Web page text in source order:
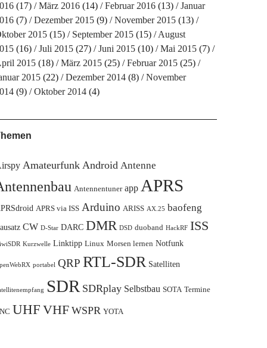
(17) März 2016(14) Februar 2016(13)
Januar
(7) Dezember 2015(9) November 2015(13)
2015(15) September 2015(15)
August
(16) Juli 2015(27) Juni 2015(10) Mai 2015(7)
2015(18) März 2015(25) Februar 2015(25)
2015(22) Dezember 2014(8)
November
(9) Oktober 2014(4)
Amateurfunk Android Antenne
Antennentuner app APRS
APRS via ISS Arduino ARISS AX.25 baofeng
CW D-Star DARC DMR DSD duoband HackRF ISS
Kurzwelle Linktipp Linux Morsen lernen Notfunk
portabel QRP RTL-SDR Satelliten
SDR SDRplay Selbstbau SOTA Termine
UHF VHF WSPR YOTA